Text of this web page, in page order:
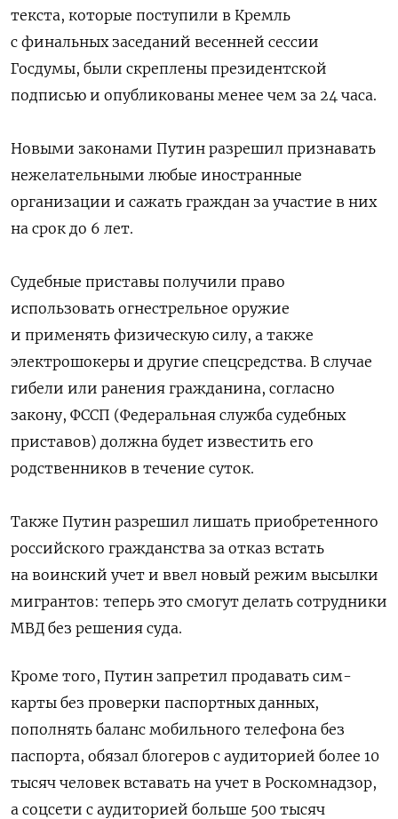
текста, которые поступили в Кремль
с финальных заседаний весенней сессии
Госдумы, были скреплены президентской
подписью и опубликованы менее чем за 24 часа.
Новыми законами Путин разрешил признавать
нежелательными любые иностранные
организации и сажать граждан за участие в них
на срок до 6 лет.
Судебные приставы получили право
использовать огнестрельное оружие
и применять физическую силу, а также
электрошокеры и другие спецсредства. В случае
гибели или ранения гражданина, согласно
закону, ФССП (Федеральная служба судебных
приставов) должна будет известить его
родственников в течение суток.
Также Путин разрешил лишать приобретенного
российского гражданства за отказ встать
на воинский учет и ввел новый режим высылки
мигрантов: теперь это смогут делать сотрудники
МВД без решения суда.
Кроме того, Путин запретил продавать сим-
карты без проверки паспортных данных,
пополнять баланс мобильного телефона без
паспорта, обязал блогеров с аудиторией более 10
тысяч человек вставать на учет в Роскомнадзор,
а соцсети с аудиторией больше 500 тысяч